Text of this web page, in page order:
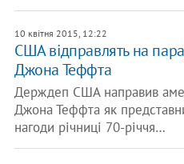
10 квітня 2015, 12:22
США відправлять на
Джона Теффта
Держдеп США направив
Джона Теффта як
нагоди річниці 70-річчя…